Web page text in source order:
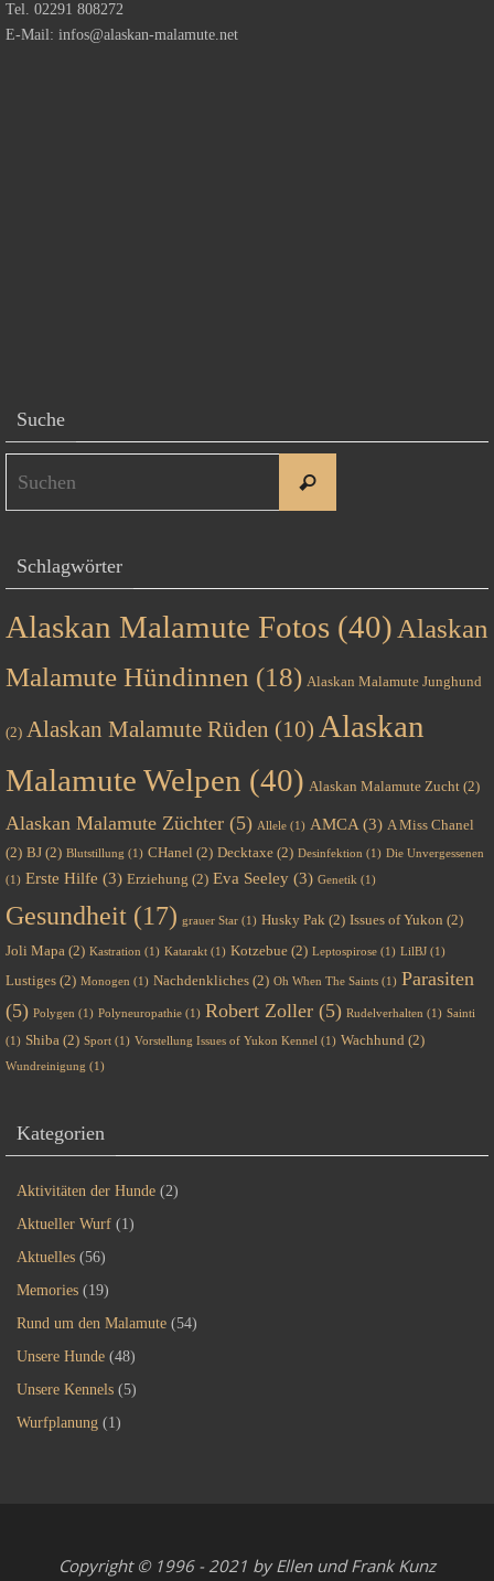
Tel. 02291 808272
E-Mail: infos@alaskan-malamute.net
Suche
Suchen
Schlagwörter
Alaskan Malamute Fotos (40) Alaskan
Malamute Hündinnen (18) Alaskan Malamute Junghund
(2) Alaskan Malamute Rüden (10) Alaskan
Malamute Welpen (40) Alaskan Malamute Zucht (2)
Alaskan Malamute Züchter (5) Allele (1) AMCA (3) A Miss Chanel
(2) BJ (2) Blutstillung (1) CHanel (2) Decktaxe (2) Desinfektion (1) Die Unvergessenen
(1) Erste Hilfe (3) Erziehung (2) Eva Seeley (3) Genetik (1)
Gesundheit (17) grauer Star (1) Husky Pak (2) Issues of Yukon (2)
Joli Mapa (2) Kastration (1) Katarakt (1) Kotzebue (2) Leptospirose (1) LilBJ (1)
Lustiges (2) Monogen (1) Nachdenkliches (2) Oh When The Saints (1) Parasiten
(5) Polygen (1) Polyneuropathie (1) Robert Zoller (5) Rudelverhalten (1) Sainti
(1) Shiba (2) Sport (1) Vorstellung Issues of Yukon Kennel (1) Wachhund (2)
Wundreinigung (1)
Kategorien
Aktivitäten der Hunde (2)
Aktueller Wurf (1)
Aktuelles (56)
Memories (19)
Rund um den Malamute (54)
Unsere Hunde (48)
Unsere Kennels (5)
Wurfplanung (1)
Copyright © 1996 - 2021 by Ellen und Frank Kunz